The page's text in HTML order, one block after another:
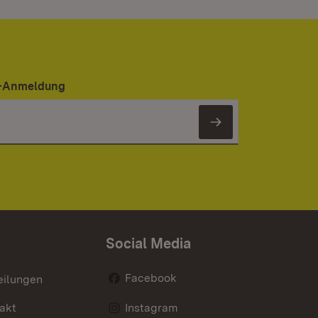
Newsletter
Social Media
Facebook
Instagram